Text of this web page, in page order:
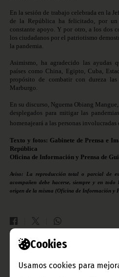
Cookies
Usamos cookies para
En la sesión de trabajo celebrada en la
de la República ha felicitado, por
constante apoyo. Y por otro, a los dos
los ciudadanos por el patriotismo
la pandemia.
Asimismo, ha agradecido las ayudas
países como China, Egipto, Cuba,
propósito de combatir con dureza
Marburgo.
En su discurso, Nguema Obiang
desplegados para mitigar las
homenajeará a las personas involucradas
Texto y fotos: Gabinete de Prensa e
República
Oficina de Información y Prensa de
Aviso: La reproducción total o parcial de
acompañen debe hacerse, siempre y en
origen de la misma (Oficina de Información y